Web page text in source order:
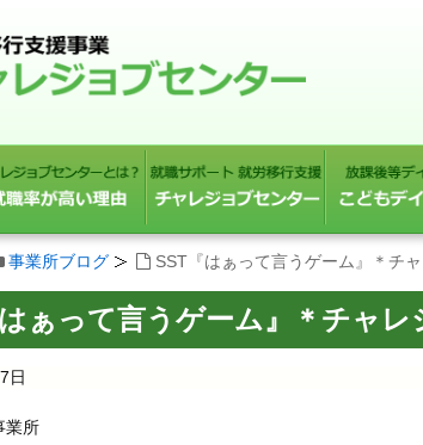
事業所ブログ SST『はぁって言うゲーム』＊チ
ぁって言うゲーム』＊チャレ
日
業所